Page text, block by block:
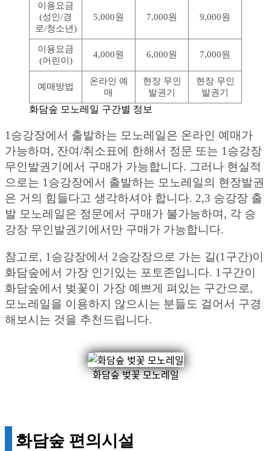
이용요금
(성인/경
로/청소년)
5,000원 7,000원 9,000원
이용요금
(어린이)
4,000원 6,000원 7,000원
예매방법
온라인 예
매
현장 무인
발권기
현장 무인
발권기
화담숲 모노레일 구간별 정보
1승강장에서 출발하는 모노레일은 온라인 예매가
가능하며, 잔여/취소표에 한해서 정문 또는 1승강장
무인발권기에서 구매가 가능합니다. 그러나 현실적
으로는 1승강장에서 출발하는 모노레일의 현장발권
은 거의 힘들다고 생각하셔야 합니다. 2,3 승강장 출
발 모노레일은 정문에서 구매가 불가능하며, 각 승
강장 무인발권기에서만 구매가 가능합니다.
참고로, 1승강장에서 2승강장으로 가는 길(1구간)이
화담숲에서 가장 인기있는 포토존입니다. 1구간이
화담숲에서 벚꽃이 가장 예쁘게 펴있는 구간으로,
모노레일을 이용하지 않으시는 분들도 걸어서 구경
해보시는 것을 추천드립니다.
화담숲 벚꽃 모노레일
화담숲 편의시설